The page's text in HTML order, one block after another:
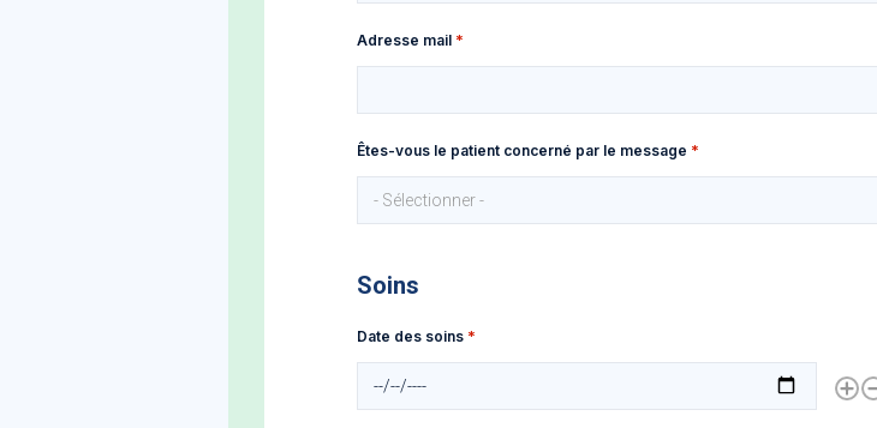
Adresse mail
Êtes-vous le patient concerné par le message
- Sélectionner -
Soins
Date des soins
Date des soins